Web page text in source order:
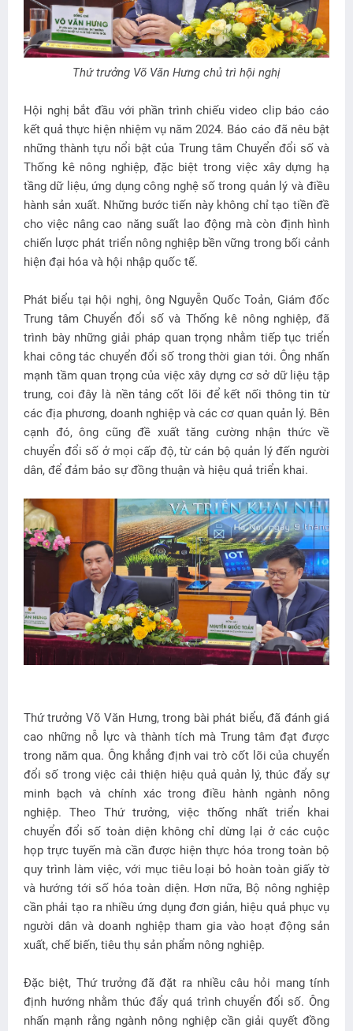
Thứ trưởng Võ Văn Hưng chủ trì hội nghị
Hội nghị bắt đầu với phần trình chiếu video clip báo cáo
kết quả thực hiện nhiệm vụ năm 2024. Báo cáo đã nêu bật
những thành tựu nổi bật của Trung tâm Chuyển đổi số và
Thống kê nông nghiệp, đặc biệt trong việc xây dựng hạ
tầng dữ liệu, ứng dụng công nghệ số trong quản lý và điều
hành sản xuất. Những bước tiến này không chỉ tạo tiền đề
cho việc nâng cao năng suất lao động mà còn định hình
chiến lược phát triển nông nghiệp bền vững trong bối cảnh
hiện đại hóa và hội nhập quốc tế.
Phát biểu tại hội nghị, ông Nguyễn Quốc Toản, Giám đốc
Trung tâm Chuyển đổi số và Thống kê nông nghiệp, đã
trình bày những giải pháp quan trọng nhằm tiếp tục triển
khai công tác chuyển đổi số trong thời gian tới. Ông nhấn
mạnh tầm quan trọng của việc xây dựng cơ sở dữ liệu tập
trung, coi đây là nền tảng cốt lõi để kết nối thông tin từ
các địa phương, doanh nghiệp và các cơ quan quản lý. Bên
cạnh đó, ông cũng đề xuất tăng cường nhận thức về
chuyển đổi số ở mọi cấp độ, từ cán bộ quản lý đến người
dân, để đảm bảo sự đồng thuận và hiệu quả triển khai.
Thứ trưởng Võ Văn Hưng, trong bài phát biểu, đã đánh giá
cao những nỗ lực và thành tích mà Trung tâm đạt được
trong năm qua. Ông khẳng định vai trò cốt lõi của chuyển
đổi số trong việc cải thiện hiệu quả quản lý, thúc đẩy sự
minh bạch và chính xác trong điều hành ngành nông
nghiệp. Theo Thứ trưởng, việc thống nhất triển khai
chuyển đổi số toàn diện không chỉ dừng lại ở các cuộc
họp trực tuyến mà cần được hiện thực hóa trong toàn bộ
quy trình làm việc, với mục tiêu loại bỏ hoàn toàn giấy tờ
và hướng tới số hóa toàn diện. Hơn nữa, Bộ nông nghiệp
cần phải tạo ra nhiều ứng dụng đơn giản, hiệu quả phục vụ
người dân và doanh nghiệp tham gia vào hoạt động sản
xuất, chế biến, tiêu thụ sản phẩm nông nghiệp.
Đặc biệt, Thứ trưởng đã đặt ra nhiều câu hỏi mang tính
định hướng nhằm thúc đẩy quá trình chuyển đổi số. Ông
nhấn mạnh rằng ngành nông nghiệp cần giải quyết đồng